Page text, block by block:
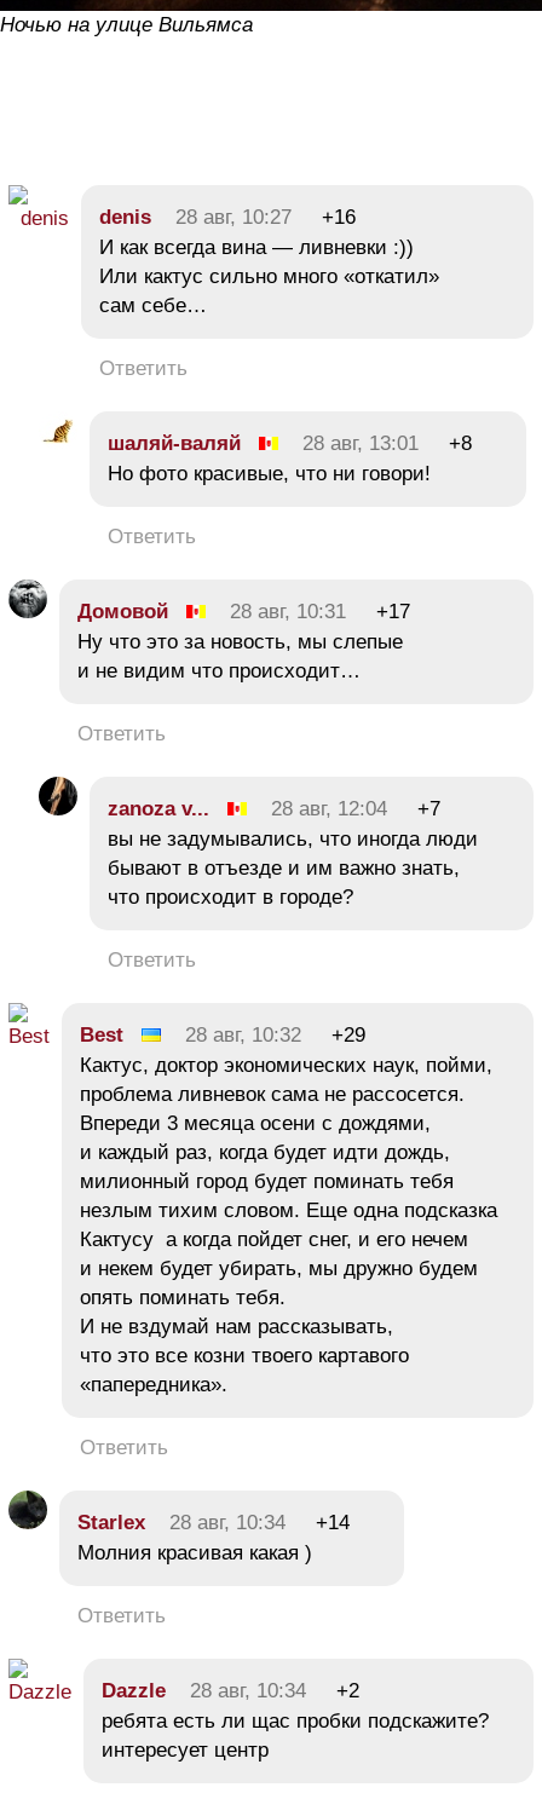
Ночью на улице Вильямса
denis 28 авг, 10:27
+16
И как всегда вина — ливневки :))
Или кактус сильно много «откатил»
сам себе…
Ответить
шаляй-валяй 28 авг, 13:01
+8
Но фото красивые, что ни говори!
Ответить
Домовой 28 авг, 10:31
+17
Ну что это за новость, мы слепые
и не видим что происходит…
Ответить
zanoza v... 28 авг, 12:04
+7
вы не задумывались, что иногда люди
бывают в отъезде и им важно знать,
что происходит в городе?
Ответить
Best 28 авг, 10:32
+29
Кактус, доктор экономических наук, пойми,
проблема ливневок сама не рассосется.
Впереди 3 месяца осени с дождями,
и каждый раз, когда будет идти дождь,
милионный город будет поминать тебя
незлым тихим словом. Еще одна подсказка
Кактусу а когда пойдет снег, и его нечем
и некем будет убирать, мы дружно будем
опять поминать тебя.
И не вздумай нам рассказывать,
что это все козни твоего картавого
«папередника».
Ответить
Starlex 28 авг, 10:34
+14
Молния красивая какая )
Ответить
Dazzle 28 авг, 10:34
+2
ребята есть ли щас пробки подскажите?
интересует центр